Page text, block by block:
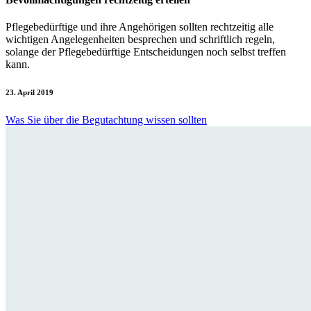
Pflegebedürftige und ihre Angehörigen sollten rechtzeitig alle
wichtigen Angelegenheiten besprechen und schriftlich regeln,
solange der Pflegebedürftige Entscheidungen noch selbst treffen
kann.
23. April 2019
Was Sie über die Begutachtung wissen sollten